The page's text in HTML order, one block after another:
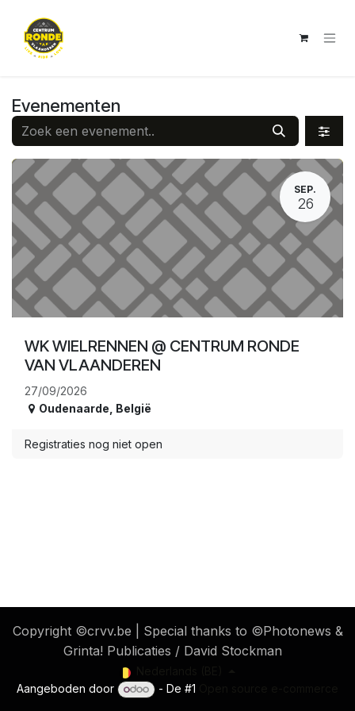
Evenementen
SEP.
26
WK WIELRENNEN @ CENTRUM RONDE
VAN VLAANDEREN
27/09/2026
Oudenaarde België
Registraties nog niet open
​ Copyright ©crvv.be | Special thanks to ©Photonews &
Grinta! Publicaties / David Stockman
Aangeboden door
- De #1